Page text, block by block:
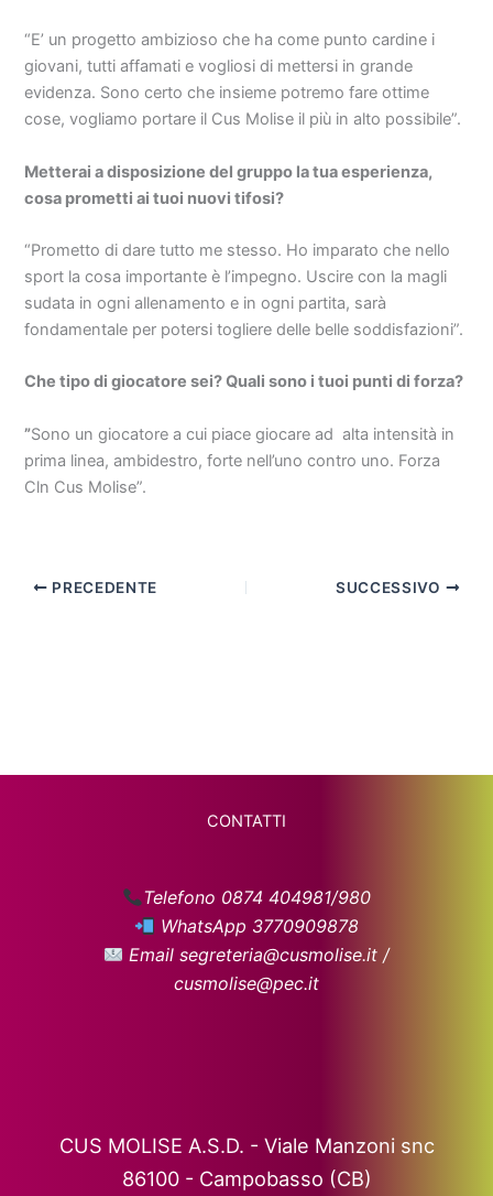
“E’ un progetto ambizioso che ha come punto cardine i
giovani, tutti affamati e vogliosi di mettersi in grande
evidenza. Sono certo che insieme potremo fare ottime
cose, vogliamo portare il Cus Molise il più in alto possibile”.
Metterai a disposizione del gruppo la tua esperienza,
cosa prometti ai tuoi nuovi tifosi?
“Prometto di dare tutto me stesso. Ho imparato che nello
sport la cosa importante è l’impegno. Uscire con la magli
sudata in ogni allenamento e in ogni partita, sarà
fondamentale per potersi togliere delle belle soddisfazioni”.
Che tipo di giocatore sei? Quali sono i tuoi punti di forza?
”Sono un giocatore a cui piace giocare ad alta intensità in
prima linea, ambidestro, forte nell’uno contro uno. Forza
Cln Cus Molise”.
PRECEDENTE SUCCESSIVO
CONTATTI
Telefono 0874 404981/980
WhatsApp 3770909878
Email segreteria@cusmolise.it /
cusmolise@pec.it
CUS MOLISE A.S.D. - Viale Manzoni snc
86100 - Campobasso (CB)